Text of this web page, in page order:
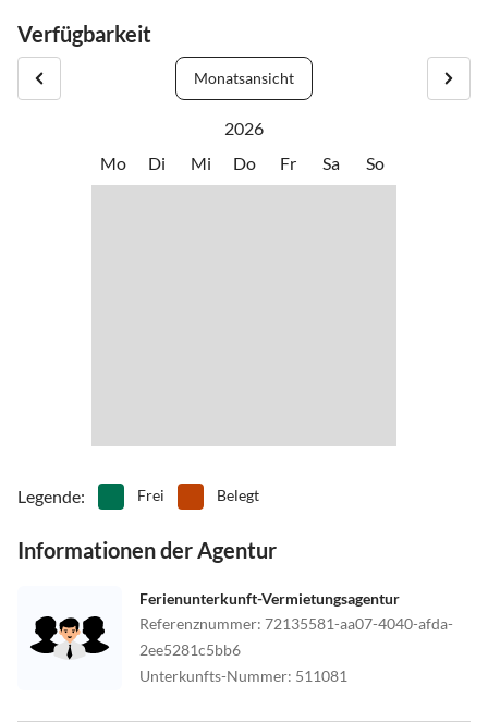
Anreise mit dem Zug bis Bahnhof Zell am See,dann 400 m Fußweg
durch die Fußgängerzone .
Verfügbarkeit
Monatsansicht
2026
Mo
Di Mi Do Fr Sa So
Legende: Frei Belegt
Informationen der Agentur
Ferienunterkunft-Vermietungsagentur
Referenznummer: 72135581-aa07-4040-afda-
2ee5281c5bb6
Unterkunfts-Nummer: 511081